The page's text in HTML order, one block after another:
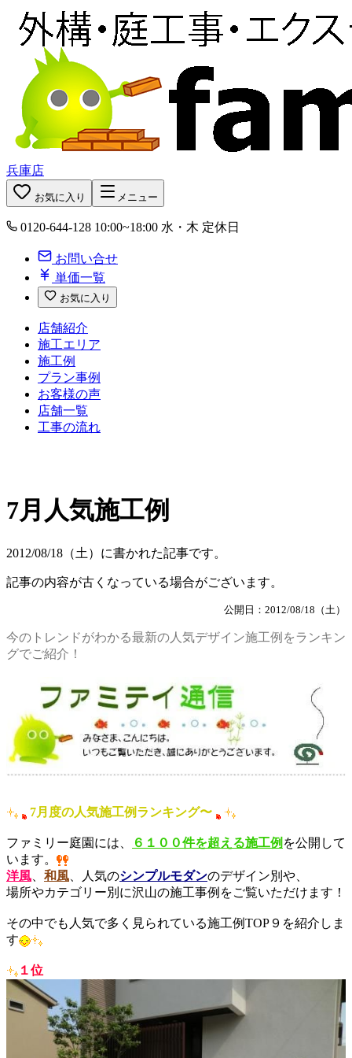
兵庫店
お気に入り メニュー
0120-644-128 10:00~18:00 水・木 定休日
お問い合せ
単価一覧
お気に入り
店舗紹介
施工エリア
施工例
プラン事例
お客様の声
店舗一覧
工事の流れ
7月人気施工例
2012/08/18（土）に書かれた記事です。
記事の内容が古くなっている場合がございます。
公開日：2012/08/18（土）
今のトレンドがわかる最新の人気デザイン施工例をランキン
グでご紹介！
7月度の人気施工例ランキング〜
ファミリー庭園には、 ６１００件を超える施工例 を公開して
います。
洋風
和風 、人気のシンプルモダンのデザイン別や、
場所やカテゴリー別に沢山の施工事例をご覧いただけます！
その中でも人気で多く見られている施工例TOP９を紹介しま
す
１位